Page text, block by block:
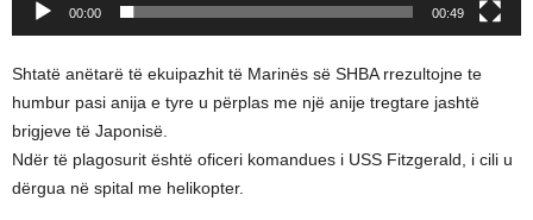
00:00 00:49
Shtatë anëtarë të ekuipazhit të Marinës së SHBA rrezultojne te
humbur pasi anija e tyre u përplas me një anije tregtare jashtë
brigjeve të Japonisë.
Ndër të plagosurit është oficeri komandues i USS Fitzgerald, i cili u
dërgua në spital me helikopter.